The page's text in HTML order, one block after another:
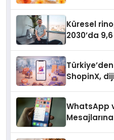
Küresel
2030’da
ShopinX,
WhatsApp